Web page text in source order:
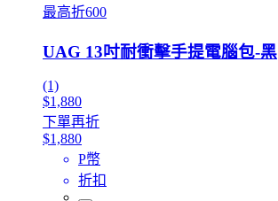
最高折600
UAG 13吋耐衝擊手提電腦包-黑
(1)
$1,880
下單再折
$1,880
P幣
折扣